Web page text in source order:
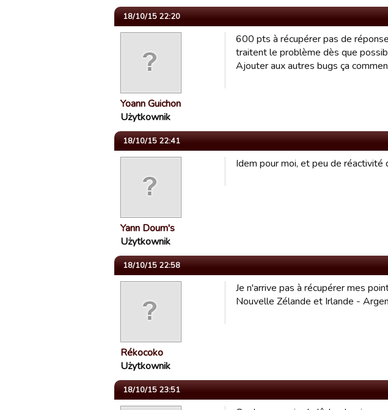
18/10/15 22:20
Yoann Guichon
Użytkownik
600 pts à récupérer pas de
traitent le problème dès que
Ajouter aux autres bugs ça
18/10/15 22:41
Yann Doum's
Użytkownik
Idem pour moi, et peu de réactivité
18/10/15 22:58
Rékocoko
Użytkownik
Je n'arrive pas à récupérer mes
Nouvelle Zélande et Irlande -
18/10/15 23:51